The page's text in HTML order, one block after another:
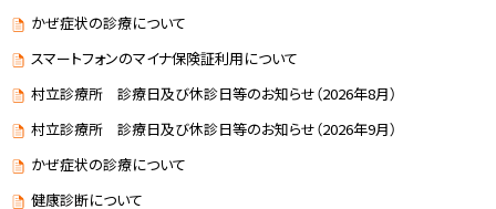
かぜ症状の診療について
スマートフォンのマイナ保険証利用について
村立診療所 診療日及び休診日等のお知らせ（2026年8月）
村立診療所 診療日及び休診日等のお知らせ（2026年9月）
かぜ症状の診療について
健康診断について